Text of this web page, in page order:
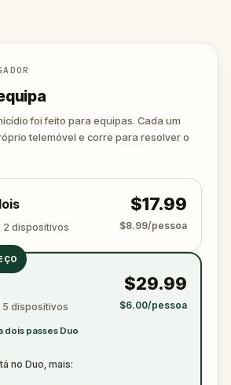
up to you to uncover the truth.
obsessed boyfriend? Percy, the
a flair for the dramatic? Or is
in the shadows?
before they strike
to have your pen and paper
all the crucial evidence.
foi feito para equipas. Cada um
telemóvel e corre para resolver o
2 dispositivos
$17.99
$8.99/pessoa
5 dispositivos
dois passes Duo
$29.99
$6.00/pessoa
no Duo, mais: